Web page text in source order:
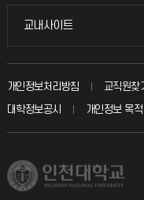
입학안내
취업정보(학생)
칭찬마당
학생서비스 지킴이
국방헬프콜
총동문회
교내사이트
교내사이트
교수회
교육혁신본부
국제지원과
개인정보처리방침 교직원찾
대학정보공시
개인정보 목